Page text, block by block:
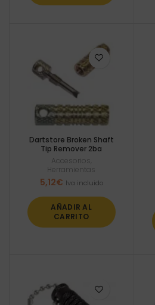
Dartstore Broken Shaft
Tip Remover 2ba
Accesorios
Herramientas
5,12€ Iva incluido
AÑADIR AL
CARRITO